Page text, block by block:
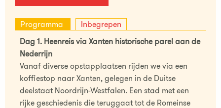
Programma
Inbegrepen
Dag 1. Heenreis via Xanten historische parel aan de
Nederrijn
Vanaf diverse opstapplaatsen rijden we via een
koffiestop naar Xanten, gelegen in de Duitse
deelstaat Noordrijn-Westfalen. Een stad met een
rijke geschiedenis die teruggaat tot de Romeinse